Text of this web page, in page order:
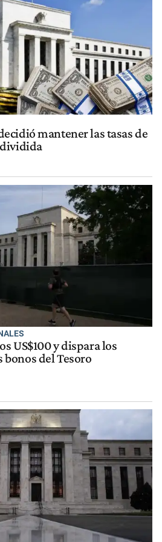
mantener las tasas de
US$100 y dispara los
del Tesoro